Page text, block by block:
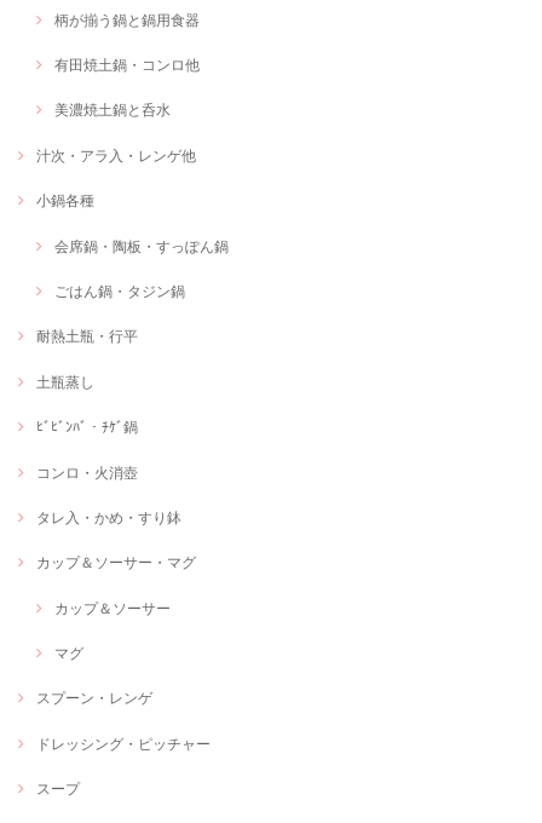
柄が揃う鍋と鍋用食器
有田焼土鍋・コンロ他
美濃焼土鍋と呑水
汁次・アラ入・レンゲ他
小鍋各種
会席鍋・陶板・すっぽん鍋
ごはん鍋・タジン鍋
耐熱土瓶・行平
土瓶蒸し
ﾋﾞﾋﾞﾝﾊﾞ・ﾁｹﾞ鍋
コンロ・火消壺
タレ入・かめ・すり鉢
カップ＆ソーサー・マグ
カップ＆ソーサー
マグ
スプーン・レンゲ
ドレッシング・ピッチャー
スープ